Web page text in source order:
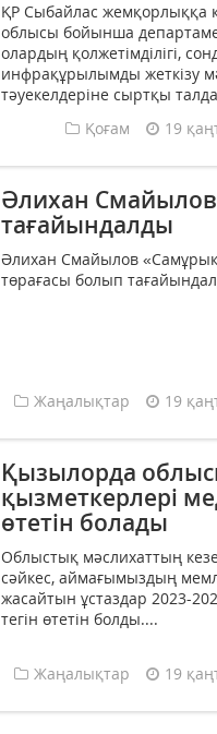
ҚР Сыбайлас жемқорлыққа
облысы бойынша
олардың қолжетімділігі,
инфрақұрылымды жеткізу
тәуекелдеріне сыртқы
Қоғам
19
Әлихан
тағайындалды
Әлихан Смайылов
төрағасы болып
Жаңалықтар 19
Қызылорда
қызметкерлері
өтетін болады
Облыстық мәслихаттың
сәйкес, аймағымыздың
жасайтын ұстаздар 2023-
тегін өтетін болды....
Жаңалықтар 19